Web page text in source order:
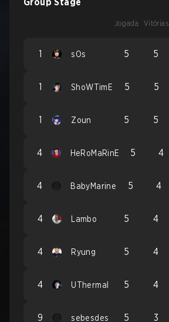
Jogada Vitórias
1 sOs 5 5
1 ShoWTimE 5 5
1 Zoun 5 5
4 HeRoMaRinE 5 4
4 BabyMarine 5 4
4 Lambo 5 4
4 Ryung 5 4
4 UThermal 5 4
9 sebesdes 5 3